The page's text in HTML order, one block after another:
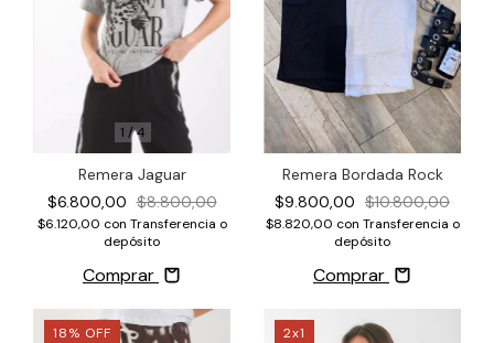
1 /4
Remera Jaguar
$6.800,00 $8.800,00
$6.120,00 con Transferencia o
depósito
Comprar
Remera Bordada Rock
$9.800,00 $10.800,00
$8.820,00 con Transferencia o
depósito
Comprar
18% OFF 2x1